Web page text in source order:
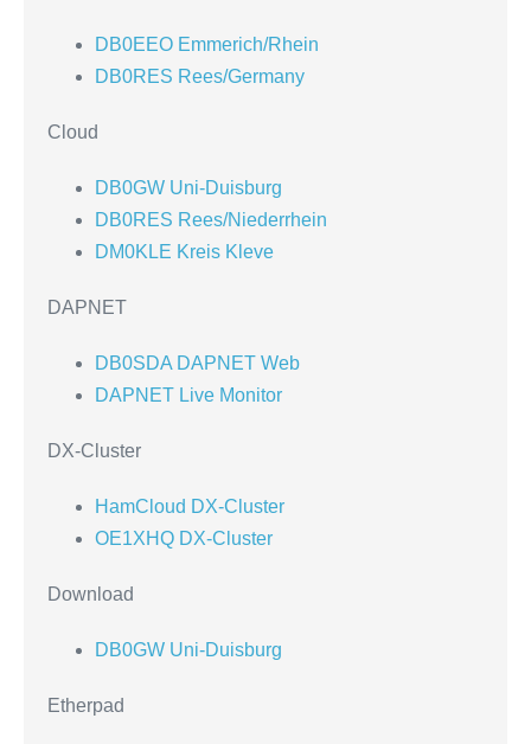
DB0EEO Emmerich/Rhein
DB0RES Rees/Germany
Cloud
DB0GW Uni-Duisburg
DB0RES Rees/Niederrhein
DM0KLE Kreis Kleve
DAPNET
DB0SDA DAPNET Web
DAPNET Live Monitor
DX-Cluster
HamCloud DX-Cluster
OE1XHQ DX-Cluster
Download
DB0GW Uni-Duisburg
Etherpad